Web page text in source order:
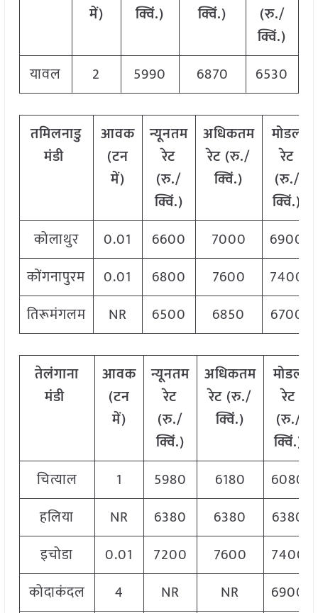
में)
क्विं.)
क्विं.)
(रु./
क्विं.)
यावल
2 5990 6870 6530
तमिलनाडु
मंडी
आवक
(टन
में)
न्यूनतम
रेट
(रु./
क्विं.)
अधिकतम
रेट (रु./
क्विं.)
मोडल
रेट
(रु./
क्विं.)
कोलाथुर
0.01 6600 7000
6900
कोंगनापुरम
0.01 6800 7600
7400
तिरूमंगलम
NR 6500 6850 6700
तेलंगाना
मंडी
आवक
(टन
में)
न्यूनतम
रेट
(रु./
क्विं.)
अधिकतम
रेट (रु./
क्विं.)
मोडल
रेट
(रु./
क्विं.)
चित्याल
1 5980 6180
6080
हलिया
NR 6380 6380
6380
इचोडा
0.01 7200 7600
7400
कोदाकंदल
4 NR NR
6900